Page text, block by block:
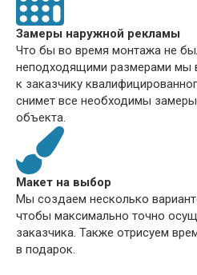
Замеры наружной рекламы
Что бы во время монтажа не
неподходящими размерами мы
к заказчику
снимет все необходимы
объекта.
Макет на выбор
Мы создаем несколько
чтобы максимально точно
заказчика. Также отрисуем
в подарок.